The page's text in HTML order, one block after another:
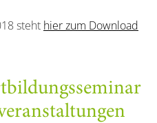
steht hier zum Download